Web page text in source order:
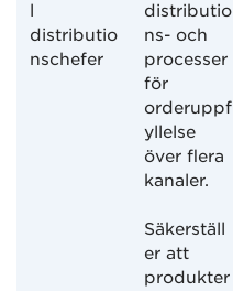
distributio
nschefer
distributio
ns- och
processer
för
orderuppf
yllelse
över flera
kanaler.
Säkerställ
er att
produkter